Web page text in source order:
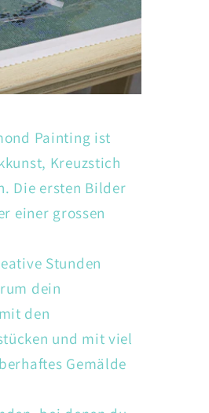
Painting ist
Kreuzstich
Die ersten Bilder
einer grossen
Stunden
dein
den
und mit viel
Gemälde